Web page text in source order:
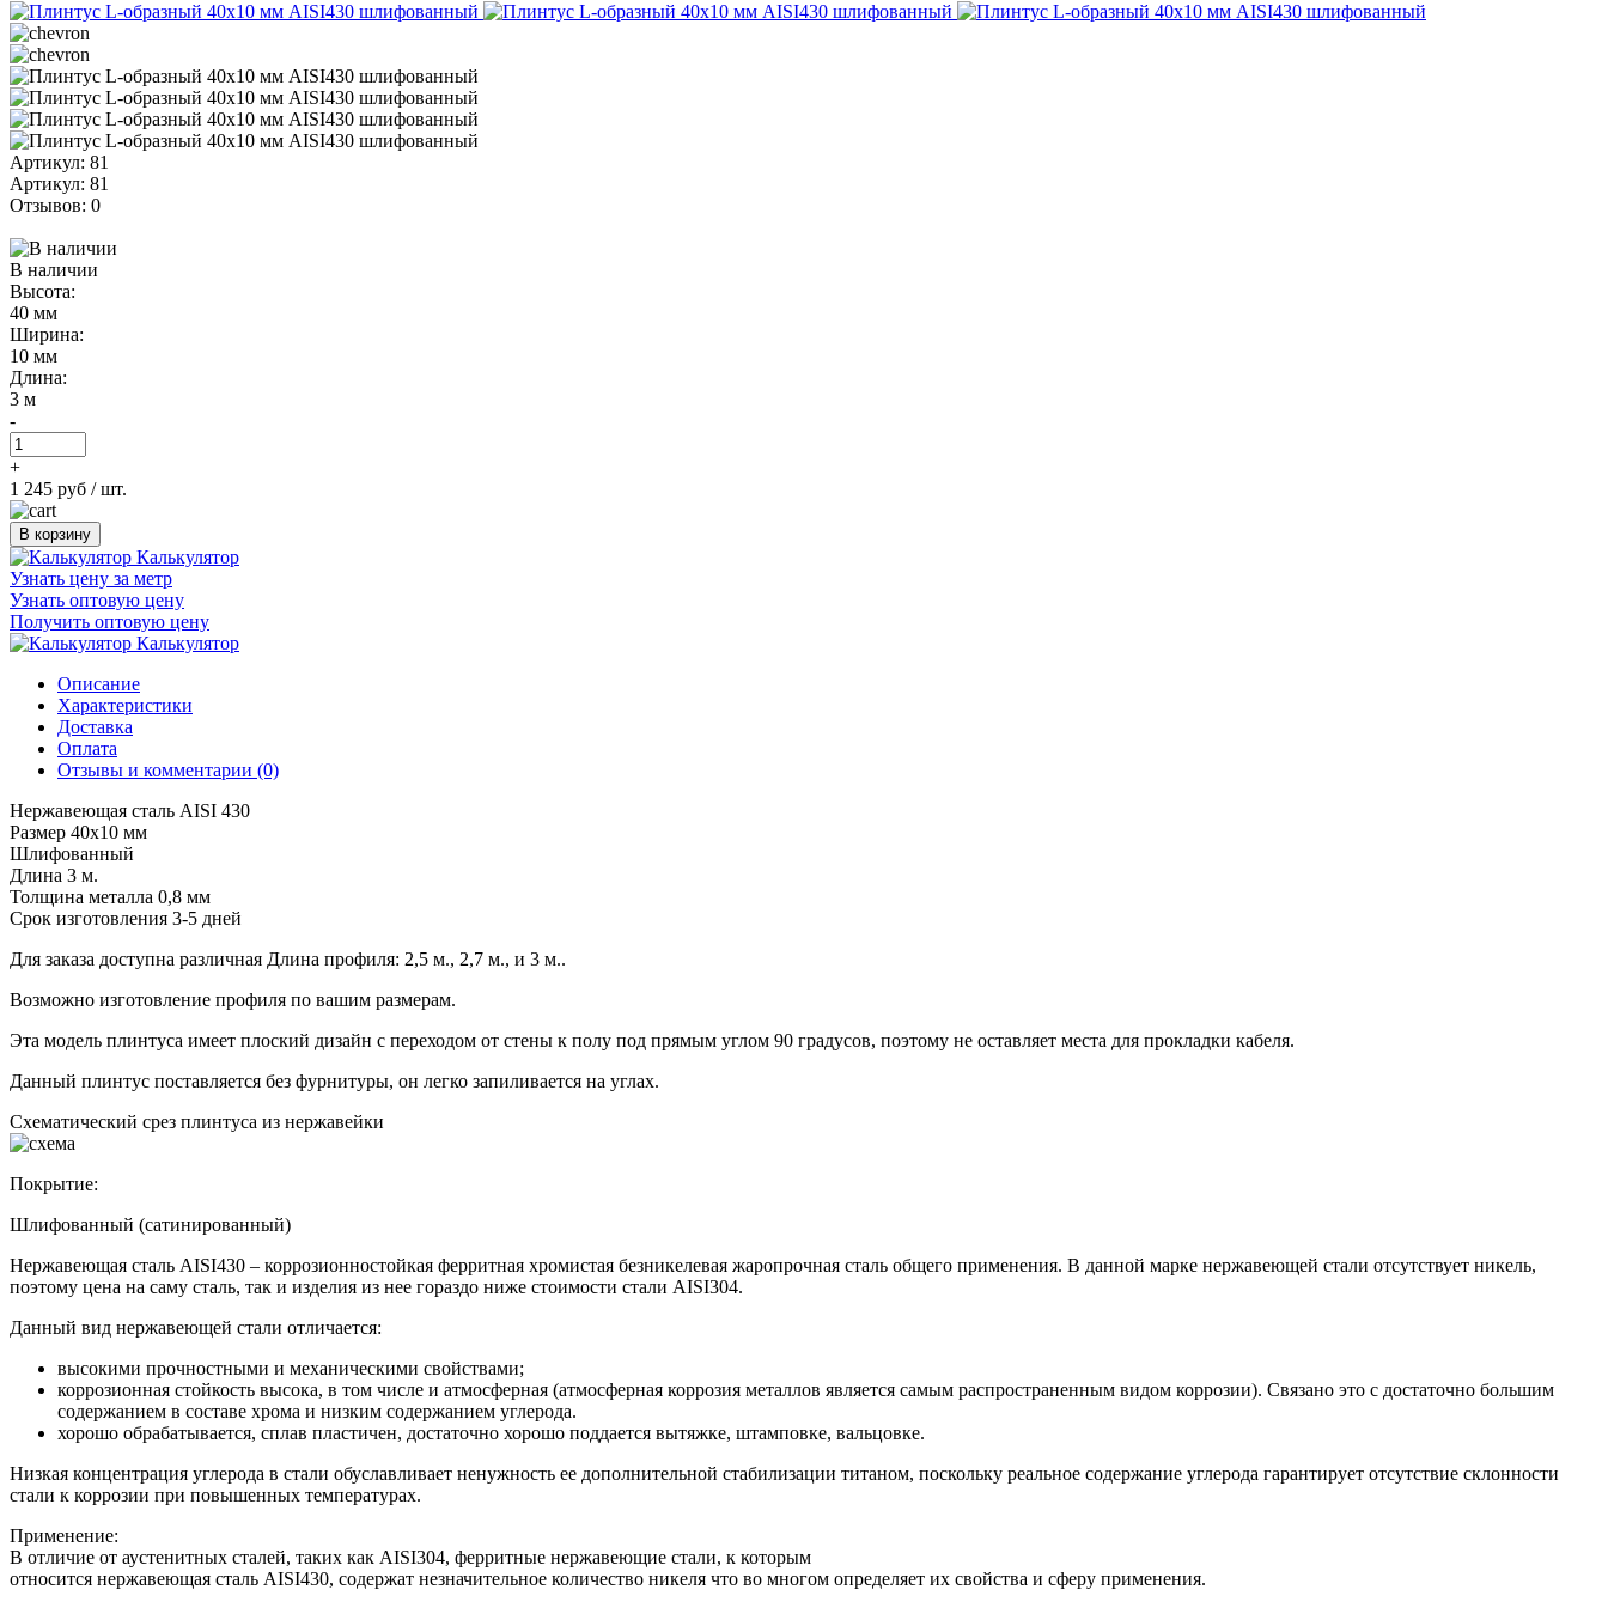
Артикул: 81
Артикул: 81
Отзывов: 0
В наличии
Высота:
40 мм
Ширина:
10 мм
Длина:
3 м
-
+
1 245 руб / шт.
В корзину
Калькулятор
Узнать цену за метр
Узнать оптовую цену
Получить оптовую цену
Калькулятор
Описание
Характеристики
Доставка
Оплата
Отзывы и комментарии (0)
Нержавеющая сталь AISI 430
Размер 40х10 мм
Шлифованный
Длина 3 м.
Толщина металла 0,8 мм
Срок изготовления 3-5 дней
Для заказа доступна различная Длина профиля: 2,5 м., 2,7 м., и 3 м..
Возможно изготовление профиля по вашим размерам.
Эта модель плинтуса имеет плоский дизайн с переходом от стены к полу под прямым углом 90 градусов, поэтому не оставляет места для прокладки кабеля.
Данный плинтус поставляется без фурнитуры, он легко запиливается на углах.
Схематический срез плинтуса из нержавейки
Покрытие:
Шлифованный (сатинированный)
Нержавеющая сталь AISI430 – коррозионностойкая ферритная хромистая безникелевая жаропрочная сталь общего применения. В данной марке нержавеющей стали отсутствует никель,
поэтому цена на саму сталь, так и изделия из нее гораздо ниже стоимости стали AISI304.
Данный вид нержавеющей стали отличается:
высокими прочностными и механическими свойствами;
коррозионная стойкость высока, в том числе и атмосферная (атмосферная коррозия металлов является самым распространенным видом коррозии). Связано это с достаточно большим
содержанием в составе хрома и низким содержанием углерода.
хорошо обрабатывается, сплав пластичен, достаточно хорошо поддается вытяжке, штамповке, вальцовке.
Низкая концентрация углерода в стали обуславливает ненужность ее дополнительной стабилизации титаном, поскольку реальное содержание углерода гарантирует отсутствие склонности
стали к коррозии при повышенных температурах.
Применение:
В отличие от аустенитных сталей, таких как AISI304, ферритные нержавеющие стали, к которым
относится нержавеющая сталь AISI430, содержат незначительное количество никеля что во многом определяет их свойства и сферу применения.